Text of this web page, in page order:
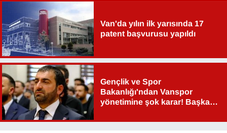
Van'da yılın ilk yarısında 17
patent başvurusu yapıldı
Gençlik ve Spor
Bakanlığı'ndan Vanspor
yönetimine şok karar! Başkan
SİYASET
SPOR
TEBRİK
TEKNOLOJİ
Turizm